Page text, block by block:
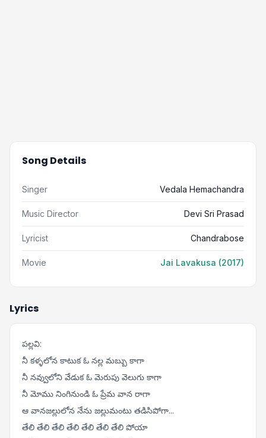
Song Details
Singer Vedala Hemachandra
Music Director Devi Sri Prasad
Lyricist Chandrabose
Movie Jai Lavakusa (2017)
Lyrics
పల్లవి:
నీ కళ్ళలోన కాటుక ఓ నల్ల మబ్బు కాగా
నీ నవ్వులోని వేడుక ఓ మెరుపు వెలుగు కాగా
నీ మోము నింగినుండి ఓ ప్రేమ వాన రాగా
ఆ వానజల్లులోన నేను జల్లుమంటు తడిసిపోగా...
తేలి తేలి తేలి తేలి తేలి తేలి తేలి పోయా